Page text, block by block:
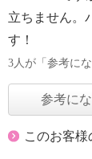
立ちません。
す！
3人が「参考に
参考に
このお客